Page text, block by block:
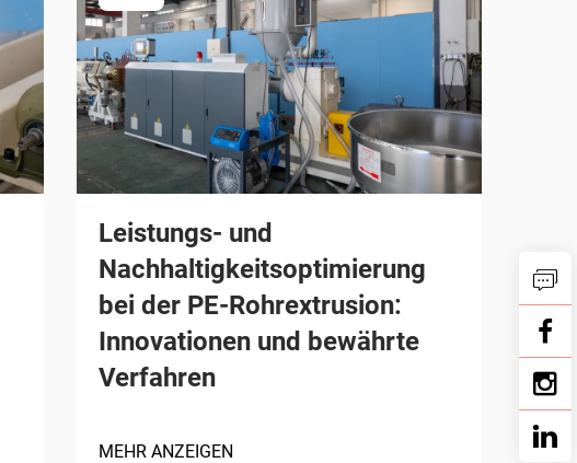
Leistungs- und
Nachhaltigkeitsoptimierung
bei der PE-Rohrextrusion:
Innovationen und bewährte
Verfahren
MEHR ANZEIGEN